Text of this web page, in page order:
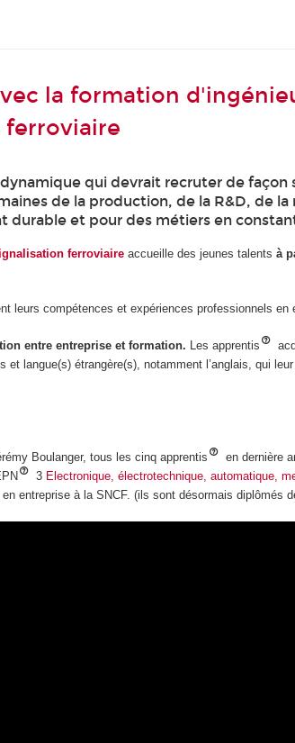
la formation
ferroviaire
qui devrait recruter de façon
de la production, de la R&D, de
et pour des métiers en
ferroviaire accueille des jeunes talentsà
leurs compétences et expériences professionnels
entre entreprise et formation. Les apprentis
langue(s) étrangère(s), notamment l’anglais, qui
Boulanger, tous les cinq apprentis en dernière
3 Electronique, électrotechnique, automatique,
en entreprise à la SNCF. (ils sont désormais diplômés